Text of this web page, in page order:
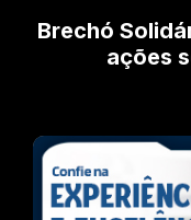
Brechó
ações